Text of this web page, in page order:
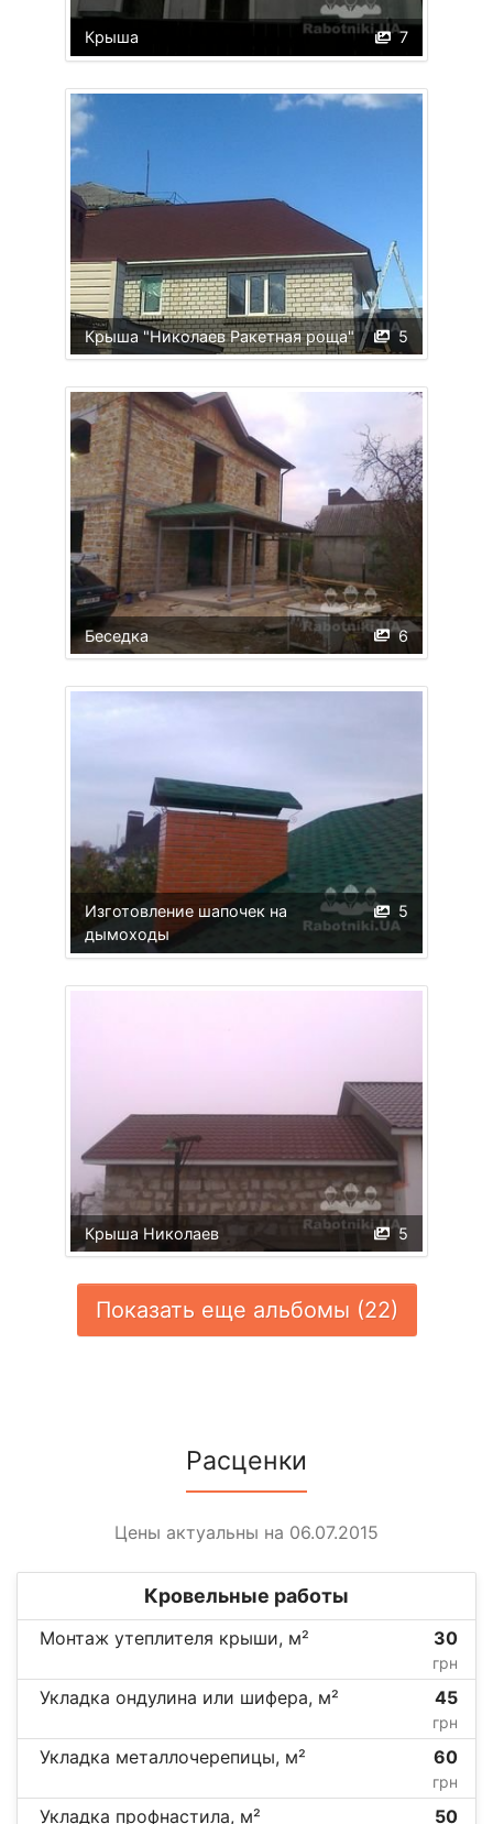
7
Крыша
5
Крыша "Николаев Ракетная роща"
6
Беседка
5
Изготовление шапочек на
дымоходы
5
Крыша Николаев
Показать еще альбомы (22)
Расценки
Цены актуальны на 06.07.2015
Кровельные работы
Монтаж утеплителя крыши, м² 30
грн
Укладка ондулина или шифера, м² 45
грн
Укладка металлочерепицы, м² 60
грн
Укладка профнастила, м² 50